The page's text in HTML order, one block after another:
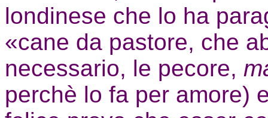
londinese che lo ha
«cane da pastore, che
necessario, le pecore,
perchè lo fa per amore)